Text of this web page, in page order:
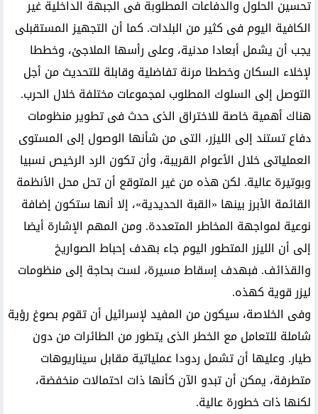
تحسين الحلول والدفاعات المطلوبة فى الجبهة الداخلية غير
الكافية اليوم فى كثير من البلدات. كما أن التجهيز المستقبلى
يجب أن يشمل أبعادا مدنية، وعلى رأسها الملاجئ، وخططا
لإخلاء السكان وخططا مرنة تفاضلية وقابلة للتحديث من أجل
التوصل إلى السلوك المطلوب لمجموعات مختلفة خلال الحرب.
هناك أهمية خاصة للاختراق الذى حدث فى تطوير منظومات
دفاع تستند إلى الليزر، التى من شأنها الوصول إلى المستوى
العملياتى خلال الأعوام القريبة، وأن تكون الرد الرخيص نسبيا
وبوتيرة عالية. لكن هذه من غير المتوقع أن تحل محل الأنظمة
القائمة الأبرز بينها «القبة الحديدية»، إلا أنها ستكون إضافة
نوعية لمواجهة المخاطر المتعددة. ومن المهم الإشارة أيضا
إلى أن الليزر المتطور اليوم جاء بهدف إحباط الصواريخ
والقذائف. فبهدف إسقاط مسيرة، لست بحاجة إلى منظومات
ليزر قوية كهذه.
وفى الخلاصة، سيكون من المفيد لإسرائيل أن تقوم بصوغ رؤية
شاملة للتعامل مع الخطر الذى يتطور من الطائرات من دون
طيار. وعليها أن تشمل ردودا عملياتية مقابل سيناريوهات
متطرفة، يمكن أن تبدو الآن كأنها ذات احتمالات منخفضة،
لكنها ذات خطورة عالية.